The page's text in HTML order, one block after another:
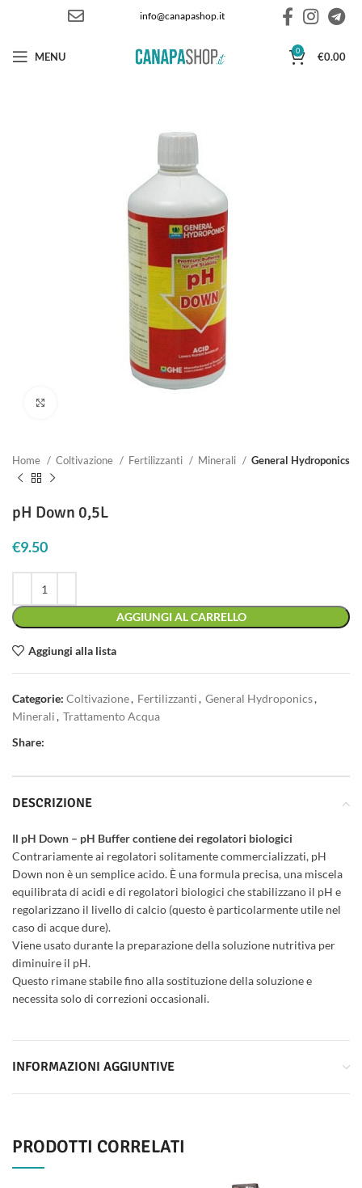
info@canapashop.it
MENU 0 €0.00
Home Coltivazione Fertilizzanti Minerali General Hydroponics
pH Down 0,5L
€9.50
AGGIUNGI AL CARRELLO
Aggiungi alla lista
Categorie: Coltivazione, Fertilizzanti, General Hydroponics,
Minerali, Trattamento Acqua
Share:
DESCRIZIONE
Il pH Down – pH Buffer contiene dei regolatori biologici
Contrariamente ai regolatori solitamente commercializzati, pH
Down non è un semplice acido. È una formula precisa, una miscela
equilibrata di acidi e di regolatori biologici che stabilizzano il pH e
regolarizzano il livello di calcio (questo è particolarmente utile nel
caso di acque dure).
Viene usato durante la preparazione della soluzione nutritiva per
diminuire il pH.
Questo rimane stabile fino alla sostituzione della soluzione e
necessita solo di correzioni occasionali.
INFORMAZIONI AGGIUNTIVE
PRODOTTI CORRELATI